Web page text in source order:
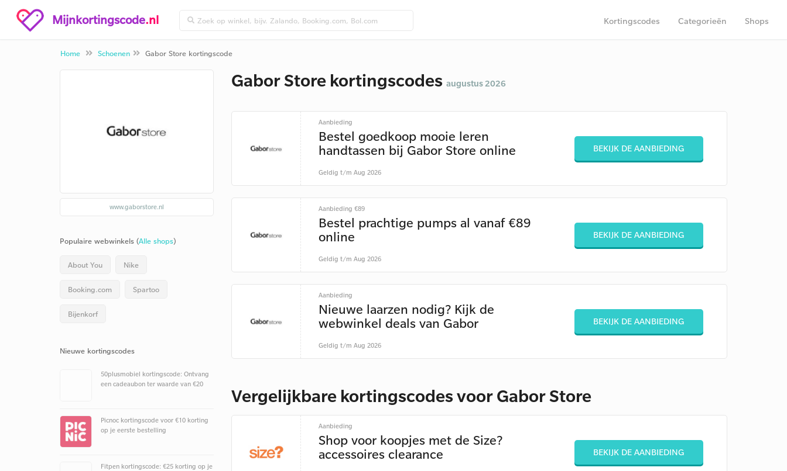
Mijnkortingscode.nl Kortingscodes Categorieën Shops
Home Schoenen Gabor Store kortingscode
Gabor Store kortingscodes augustus 2026
Aanbieding
Bestel goedkoop mooie leren
handtassen bij Gabor Store online
Geldig t/m Aug 2026
BEKIJK DE AANBIEDING
Aanbieding €89
Bestel prachtige pumps al vanaf €89
online
Geldig t/m Aug 2026
BEKIJK DE AANBIEDING
Aanbieding
Nieuwe laarzen nodig? Kijk de
webwinkel deals van Gabor
Geldig t/m Aug 2026
BEKIJK DE AANBIEDING
Vergelijkbare kortingscodes voor Gabor Store
Aanbieding
Shop voor koopjes met de Size?
accessoires clearance
BEKIJK DE AANBIEDING
www.gaborstore.nl
Populaire webwinkels (Alle shops)
About You Nike
Booking.com Spartoo
Bijenkorf
Nieuwe kortingscodes
50plusmobiel kortingscode: Ontvang
een cadeaubon ter waarde van €20
Picnoc kortingscode voor €10 korting
op je eerste bestelling
Fitpen kortingscode: €25 korting op je